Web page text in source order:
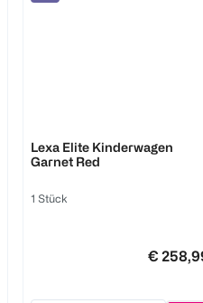
Lexa Elite Kinderwagen
Garnet Red
1 Stück
€